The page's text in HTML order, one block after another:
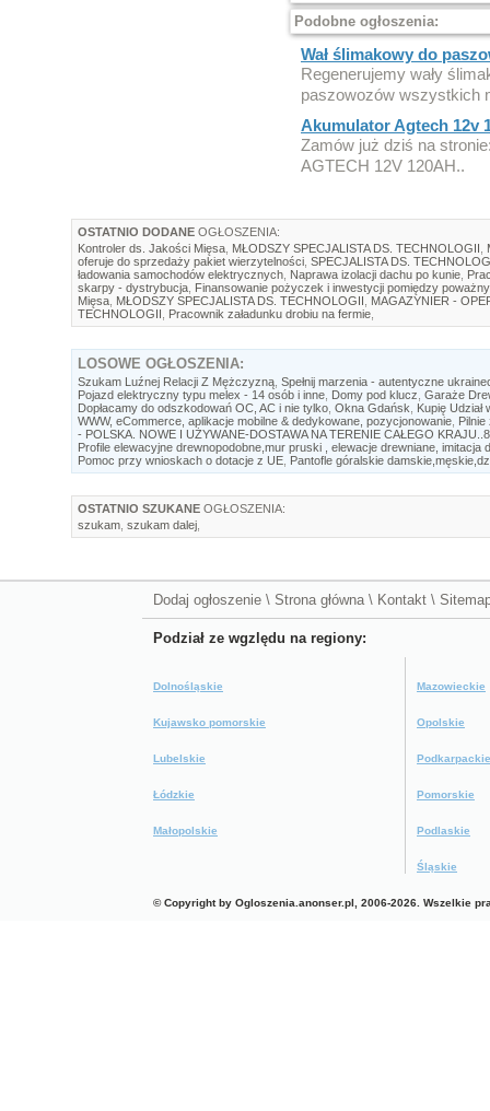
Podobne ogłoszenia:
Wał ślimakowy do
Regenerujemy wały
paszowozów wszystkich
Akumulator Agtech 12v
Zamów już dziś na
AGTECH 12V 120AH..
OSTATNIO DODANE OGŁOSZENIA:
Kontroler ds. Jakości Mięsa MŁODSZY SPECJALISTA DS. TECHNOLOGII
oferuje do sprzedaży pakiet wierzytelności SPECJALISTA DS.
ładowania samochodów elektrycznych Naprawa izolacji dachu po kunie
skarpy - dystrybucja Finansowanie pożyczek i inwestycji pomiędzy
Mięsa MŁODSZY SPECJALISTA DS. TECHNOLOGII
MAGAZYNIER -
TECHNOLOGII
Pracownik załadunku drobiu na fermie
LOSOWE OGŁOSZENIA:
Szukam Luźnej Relacji Z Mężczyzną Spełnij marzenia - autentyczne
Pojazd elektryczny typu melex - 14 osób i inne Domy pod klucz Garaże
Dopłacamy do odszkodowań OC, AC i nie tylko Okna Gdańsk
Kupię Udział
WWW, eCommerce, aplikacje mobilne & dedykowane, pozycjonowanie
- POLSKA. NOWE I UŻYWANE-DOSTAWA NA TERENIE CAŁEGO
Profile elewacyjne drewnopodobne,mur pruski , elewacje drewniane, imitacja
Pomoc przy wnioskach o dotacje z UE Pantofle góralskie
OSTATNIO SZUKANE OGŁOSZENIA:
szukam szukam dalej
Dodaj ogłoszenie \ Strona główna \ Kontakt \
Podział ze wgzlędu na regiony:
Dolnośląskie
Kujawsko pomorskie
Lubelskie
Łódzkie
Małopolskie
Mazowieckie
Opolskie
Podkarpackie
Pomorskie
Podlaskie
Śląskie
© Copyright by Ogloszenia.anonser.pl, 2006-2026. Wszelkie